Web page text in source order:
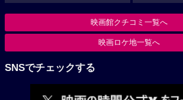
映画館クチコミ一覧へ
映画ロケ地一覧へ
SNSでチェックする